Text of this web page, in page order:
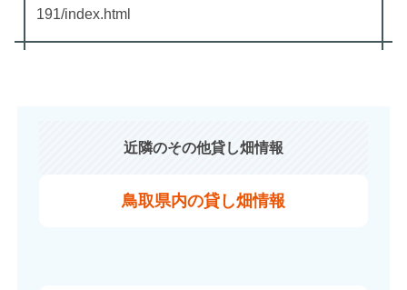
191/index.html
近隣のその他貸し畑情報
鳥取県内の貸し畑情報